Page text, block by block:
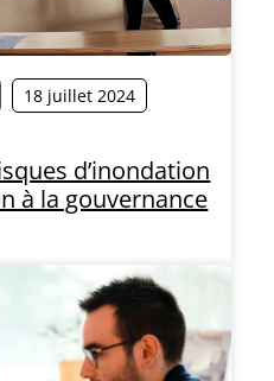
18 juillet 2024
d’inondation
à la gouvernance